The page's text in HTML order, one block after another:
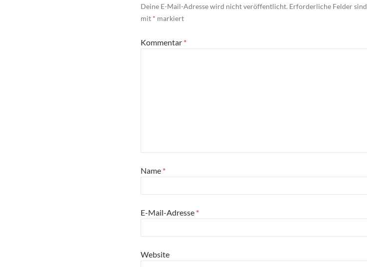
Deine E-Mail-Adresse wird nicht veröffentlicht. Erforderliche Felder sind
mit * markiert
Kommentar *
Name *
E-Mail-Adresse *
Website